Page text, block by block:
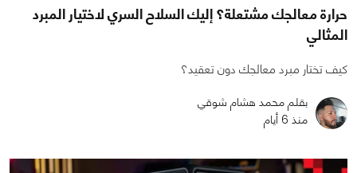
حرارة معالجك مشتعلة؟ إليك السلاح السري لاختيار المبرد
المثالي
كيف تختار مبرد معالجك دون تعقيد؟
بقلم محمد هشام شوقي
منذ 6 أيام